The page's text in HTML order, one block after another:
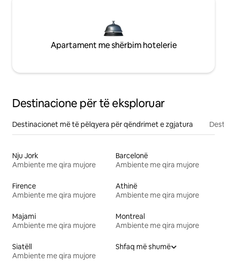
Apartament me shërbim hotelerie
Destinacione për të eksploruar
Destinacionet më të pëlqyera për qëndrimet e zgjatura
Nju Jork
Ambiente me qira mujore
Barcelonë
Ambiente me qira mujore
Firence
Ambiente me qira mujore
Athinë
Ambiente me qira mujore
Majami
Ambiente me qira mujore
Montreal
Ambiente me qira mujore
Siatëll
Ambiente me qira mujore
Shfaq më shumë